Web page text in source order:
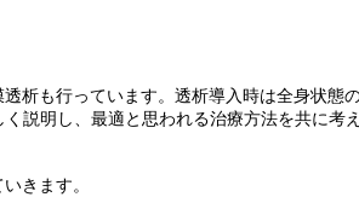
析も行っています。透析導入時は全身状態
説明し、最適と思われる治療方法を共に考
きます。